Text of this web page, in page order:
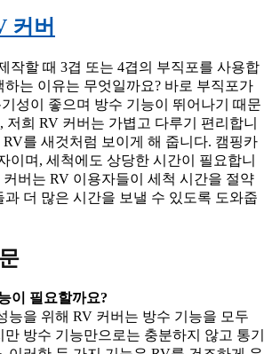
커버
작할 때 3겹 또는 4겹의 부직포를 사용합
하는 이유는 무엇일까요? 바로 부직포가
성이 좋으며 방수 기능이 뛰어나기 때문
저희 RV 커버는 가볍고 다루기 편리합니
를 새것처럼 보이게 해 줍니다. 캠핑카
이며, 세척에도 상당한 시간이 필요합니
버는 RV 이용자들이 세척 시간을 절약
더 많은 시간을 보낼 수 있도록 도와줍
이 필요할까요?
능을 위해 RV 커버는 방수 기능을 모두
방수 기능만으로는 충분하지 않고 통기